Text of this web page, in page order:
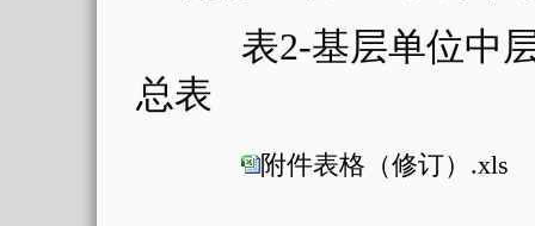
表2-基层单位中
总表
附件表格（修订）.xls